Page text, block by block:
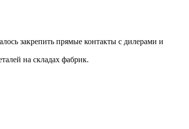
закрепить прямые контакты с дилерами и
на складах фабрик.